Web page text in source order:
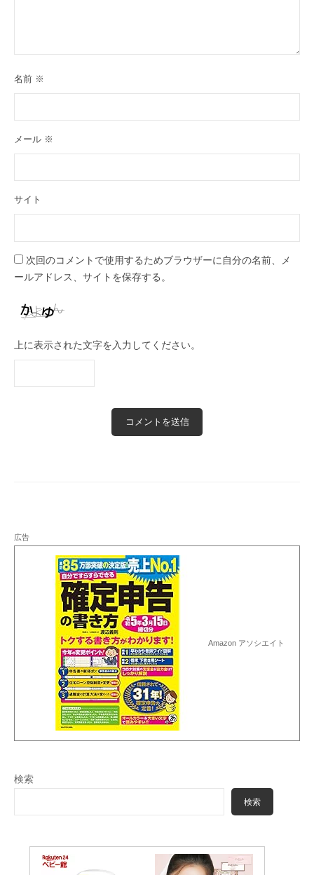
名前 ※
メール ※
サイト
次回のコメントで使用するためブラウザーに自分の名前、メ
ールアドレス、サイトを保存する。
上に表示された文字を入力してください。
広告
Amazon アソシエイト
検索
検索